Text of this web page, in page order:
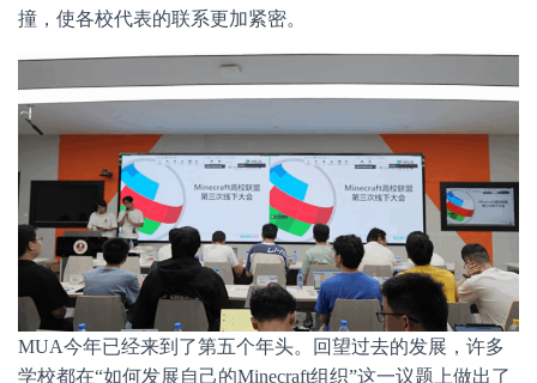
撞，使各校代表的联系更加紧密。
MUA今年已经来到了第五个年头。回望过去的发展，许多
学校都在“如何发展自己的Minecraft组织”这一议题上做出了